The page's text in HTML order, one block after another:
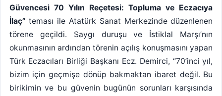
Güvencesi 70 Yılın Reçetesi: Topluma ve Eczacıya
İlaç” teması ile Atatürk Sanat Merkezinde düzenlenen
törene geçildi. Saygı duruşu ve İstiklal Marşı’nın
okunmasının ardından törenin açılış konuşmasını yapan
Türk Eczacıları Birliği Başkanı Ecz. Demirci, “70’inci yıl,
bizim için geçmişe dönüp bakmaktan ibaret değil. Bu
birikimin ve bu güvenin bugünün sorunları karşısında